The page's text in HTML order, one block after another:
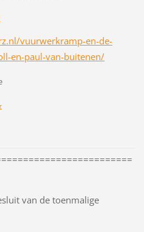
vuurwerkramp-en-de-
en-paul-van-buitenen/
van de toenmalige